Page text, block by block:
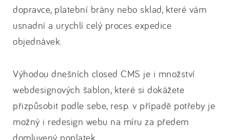
dopravce, platební brány nebo sklad, které vám
usnadní a urychlí celý proces expedice
objednávek.
Výhodou dnešních closed CMS je i množství
webdesignových šablon, které si dokážete
přizpůsobit podle sebe, resp. v případě potřeby je
možný i redesign webu na míru za předem
domluvený poplatek.